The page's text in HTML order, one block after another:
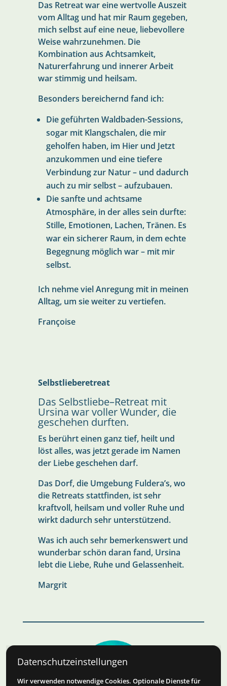
Das Retreat war eine wertvolle Auszeit
vom Alltag und hat mir Raum gegeben,
mich selbst auf eine neue, liebevollere
Weise wahrzunehmen. Die
Kombination aus Achtsamkeit,
Naturerfahrung und innerer Arbeit
war stimmig und heilsam.
Besonders bereichernd fand ich:
Die geführten Waldbaden-Sessions,
sogar mit Klangschalen, die mir
geholfen haben, im Hier und Jetzt
anzukommen und eine tiefere
Verbindung zur Natur – und dadurch
auch zu mir selbst – aufzubauen.
Die sanfte und achtsame
Atmosphäre, in der alles sein durfte:
Stille, Emotionen, Lachen, Tränen. Es
war ein sicherer Raum, in dem echte
Begegnung möglich war – mit mir
selbst.
Ich nehme viel Anregung mit in meinen
Alltag, um sie weiter zu vertiefen.
Françoise
Selbstlieberetreat
Das Selbstliebe–Retreat mit
Ursina war voller Wunder, die
geschehen durften.
Es berührt einen ganz tief, heilt und
löst alles, was jetzt gerade im Namen
der Liebe geschehen darf.
Das Dorf, die Umgebung Fuldera’s, wo
die Retreats stattfinden, ist sehr
kraftvoll, heilsam und voller Ruhe und
wirkt dadurch sehr unterstützend.
Was ich auch sehr bemerkenswert und
wunderbar schön daran fand, Ursina
lebt die Liebe, Ruhe und Gelassenheit.
Margrit
Datenschutzeinstellungen
Wir verwenden notwendige Cookies. Optionale Dienste für